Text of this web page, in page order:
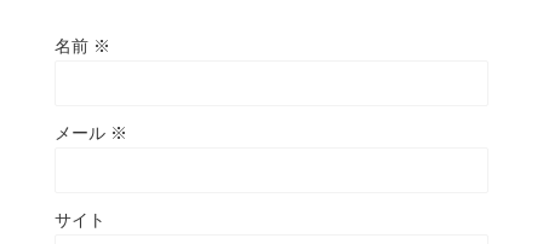
名前 ※
メール ※
サイト